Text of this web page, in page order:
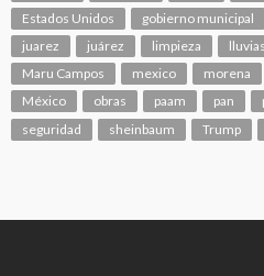
Estados Unidos
gobierno municipal
juarez
juárez limpieza lluvias
Maru Campos
mexico morena
México
obras paam pan
seguridad
sheinbaum Trump